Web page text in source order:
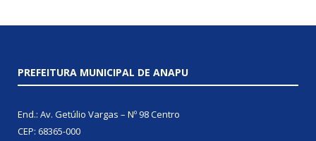
PREFEITURA MUNICIPAL DE ANAPU
End.: Av. Getúlio Vargas – Nº 98 Centro
CEP: 68365-000